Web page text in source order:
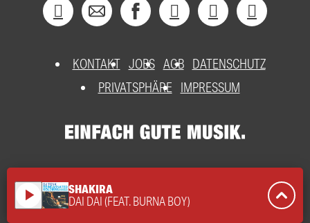
KONTAKT JOBS AGB DATENSCHUTZ
PRIVATSPHÄRE
IMPRESSUM
play_arrow SHAKIRA
DAI DAI (FEAT. BURNA BOY)